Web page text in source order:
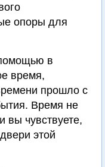
опоры для
в
время,
прошло с
Время не
вы чувствуете,
этой